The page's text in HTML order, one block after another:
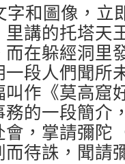
字和圖像，立
講的托塔天
在躲經洞里
段人們聞所
叫作《莫高窟
的一段簡介
，掌請彌陀
待誅，聞請